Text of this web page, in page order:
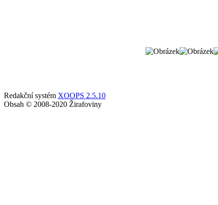
Redakční systém XOOPS 2.5.10
Obsah © 2008-2020 Žirafoviny